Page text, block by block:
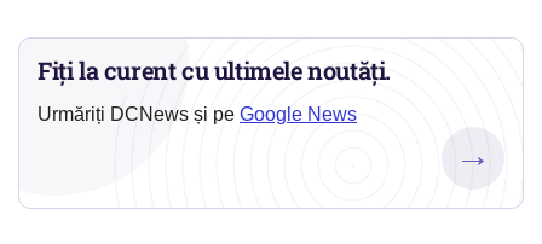
Fiți la curent cu ultimele noutăți.
Urmăriți DCNews și pe Google News
→